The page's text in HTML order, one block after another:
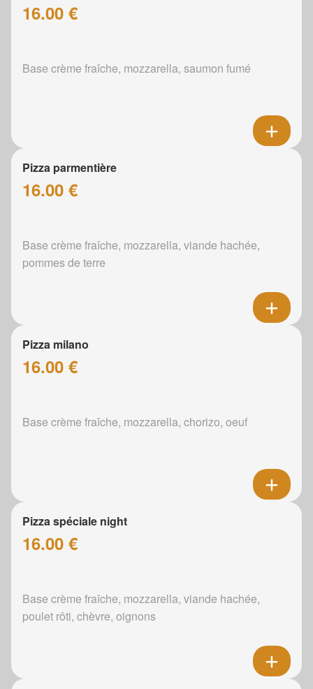
16.00 €
Base crème fraîche, mozzarella, saumon fumé
Pizza parmentière
16.00 €
Base crème fraîche, mozzarella, viande hachée,
pommes de terre
Pizza milano
16.00 €
Base crème fraîche, mozzarella, chorizo, oeuf
Pizza spéciale night
16.00 €
Base crème fraîche, mozzarella, viande hachée,
poulet rôti, chèvre, oignons